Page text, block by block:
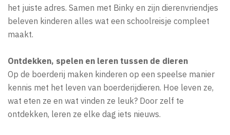
het juiste adres. Samen met Binky en zijn dierenvriendjes
beleven kinderen alles wat een schoolreisje compleet
maakt.
Ontdekken, spelen en leren tussen de dieren
Op de boerderij maken kinderen op een speelse manier
kennis met het leven van boerderijdieren. Hoe leven ze,
wat eten ze en wat vinden ze leuk? Door zelf te
ontdekken, leren ze elke dag iets nieuws.